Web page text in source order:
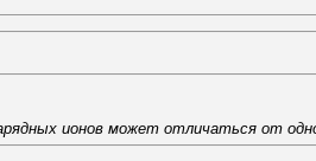
ионов может отличаться от